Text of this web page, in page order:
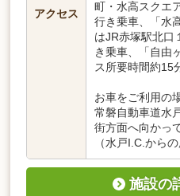
アクセス
町・水高スクエ
行き乗車、「水
はJR赤塚駅北口
き乗車、「自由
ス所要時間約15
お車をご利用の
常磐自動車道水
街方面へ向かっ
（水戸I.C.から
施設の